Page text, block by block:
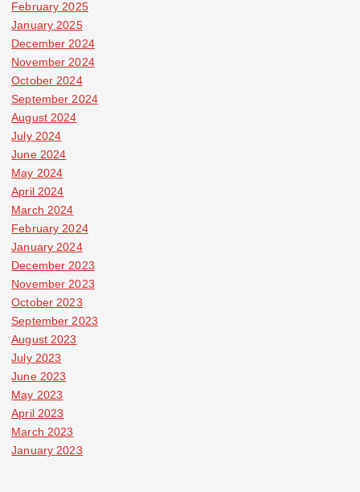
February 2025
January 2025
December 2024
November 2024
October 2024
September 2024
August 2024
July 2024
June 2024
May 2024
April 2024
March 2024
February 2024
January 2024
December 2023
November 2023
October 2023
September 2023
August 2023
July 2023
June 2023
May 2023
April 2023
March 2023
January 2023